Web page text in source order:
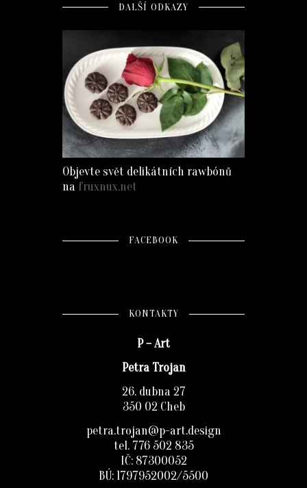
DALŠÍ ODKAZY
Objevte svět delikátních rawbónů
na fruxnux.net
FACEBOOK
KONTAKTY
P – Art
Petra Trojan
26. dubna 27
350 02 Cheb
petra.trojan@p-art.design
tel. 776 502 835
IČ: 87300052
BÚ: 1797952002/5500